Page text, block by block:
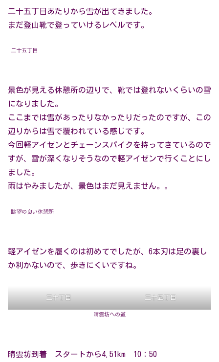
二十五丁目あたりから雪が出てきました。
まだ登山靴で登っていけるレベルです。
二十五丁目
景色が見える休憩所の辺りで、靴では登れないくらいの雪
になりました。
ここまでは雪があったりなかったりだったのですが、この
辺りからは雪で覆われている感じです。
今回軽アイゼンとチェーンスパイクを持ってきているので
すが、雪が深くなりそうなので軽アイゼンで行くことにし
ました。
雨はやみましたが、景色はまだ見えません。。
眺望の良い休憩所
軽アイゼンを履くのは初めてでしたが、6本刃は足の裏し
か利かないので、歩きにくいですね。
三十丁目 三十五丁目
晴雲坊への道
晴雲坊到着 スタートから4.51km 10：50